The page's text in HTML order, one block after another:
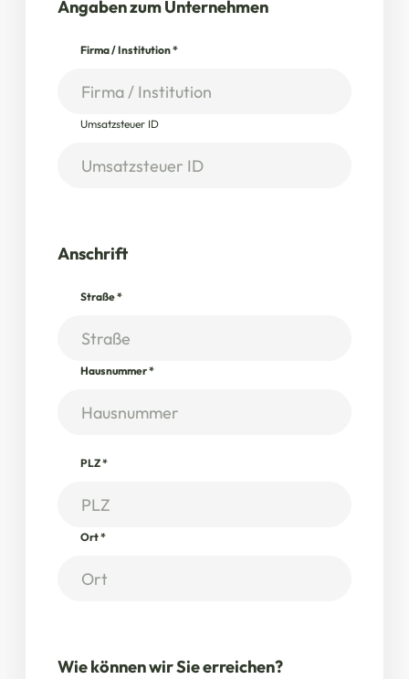
Angaben zum Unternehmen
Firma / Institution*
Umsatzsteuer ID
Anschrift
Straße*
Hausnummer*
PLZ*
Ort*
Wie können wir Sie erreichen?